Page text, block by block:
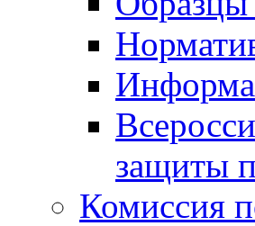
защиты
Комиссия